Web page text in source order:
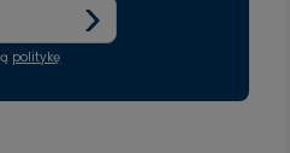
politykę